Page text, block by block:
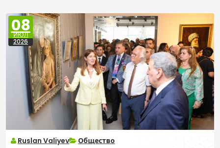
08
ИЮЛ
2026
Ruslan Valiyev Общество